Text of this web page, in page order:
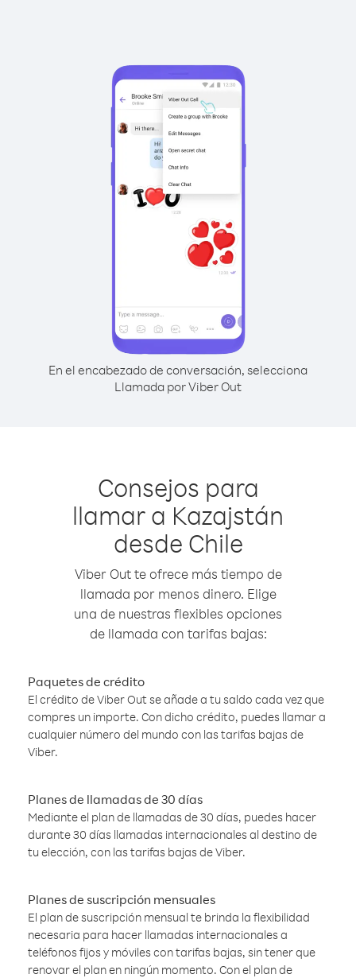
En el encabezado de conversación, selecciona
Llamada por Viber Out
Consejos para
llamar a Kazajstán
desde Chile
Viber Out te ofrece más tiempo de
llamada por menos dinero. Elige
una de nuestras flexibles opciones
de llamada con tarifas bajas:
Paquetes de crédito
El crédito de Viber Out se añade a tu saldo cada vez que
compres un importe. Con dicho crédito, puedes llamar a
cualquier número del mundo con las tarifas bajas de
Viber.
Planes de llamadas de 30 días
Mediante el plan de llamadas de 30 días, puedes hacer
durante 30 días llamadas internacionales al destino de
tu elección, con las tarifas bajas de Viber.
Planes de suscripción mensuales
El plan de suscripción mensual te brinda la flexibilidad
necesaria para hacer llamadas internacionales a
teléfonos fijos y móviles con tarifas bajas, sin tener que
renovar el plan en ningún momento. Con el plan de